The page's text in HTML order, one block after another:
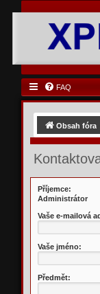
FAQ
Obsah fóra
Příjemce:
Administrátor
Vaše e-mailová
Vaše jméno:
Předmět: